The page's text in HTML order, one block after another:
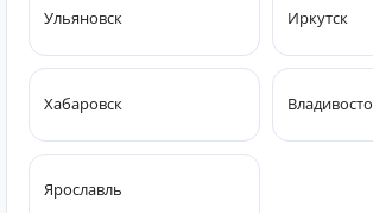
Ульяновск Иркутск
Хабаровск
Ярославль